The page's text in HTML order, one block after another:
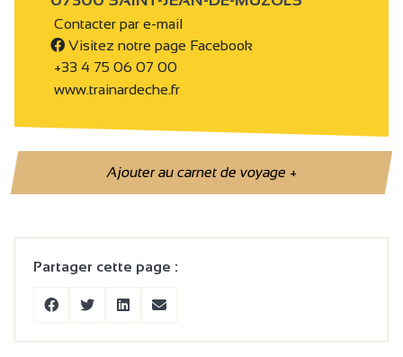
Contacter par e-mail
Visitez notre page Facebook
+33 4 75 06 07 00
www.trainardeche.fr
Ajouter au carnet de voyage+
Partager cette page :